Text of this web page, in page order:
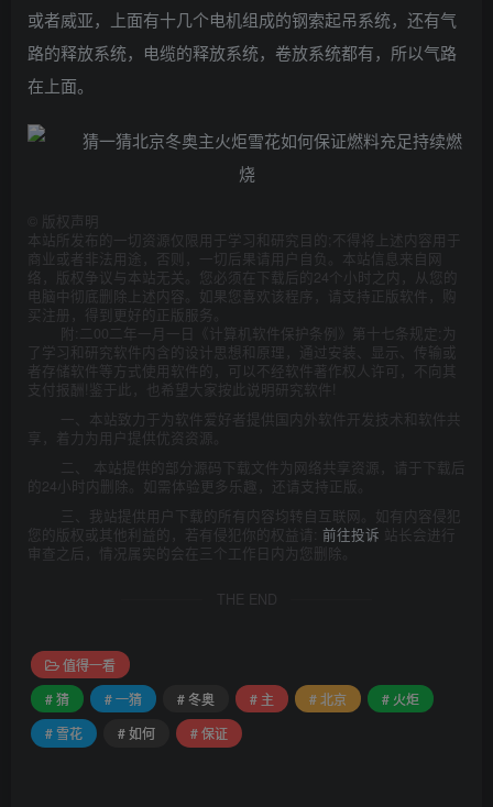
或者威亚，上面有十几个电机组成的钢索起吊系统，还有气
路的释放系统，电缆的释放系统，卷放系统都有，所以气路
在上面。
版权声明
本站所发布的一切资源仅限用于学习和研究目的;不得将上述内容用于
商业或者非法用途，否则，一切后果请用户自负。本站信息来自网
络，版权争议与本站无关。您必须在下载后的24个小时之内，从您的
电脑中彻底删除上述内容。如果您喜欢该程序，请支持正版软件，购
买注册，得到更好的正版服务。
附:二00二年一月一日《计算机软件保护条例》第十七条规定:为
了学习和研究软件内含的设计思想和原理，通过安装、显示、传输或
者存储软件等方式使用软件的，可以不经软件著作权人许可，不向其
支付报酬!鉴于此，也希望大家按此说明研究软件!
一、本站致力于为软件爱好者提供国内外软件开发技术和软件共
享，着力为用户提供优资资源。
二、 本站提供的部分源码下载文件为网络共享资源，请于下载后
的24小时内删除。如需体验更多乐趣，还请支持正版。
三、我站提供用户下载的所有内容均转自互联网。如有内容侵犯
您的版权或其他利益的，若有侵犯你的权益请: 前往投诉 站长会进行
审查之后，情况属实的会在三个工作日内为您删除。
THE END
值得一看
# 猜
# 一猜 # 冬奥 # 主 # 北京
# 火炬
# 雪花
# 如何 # 保证